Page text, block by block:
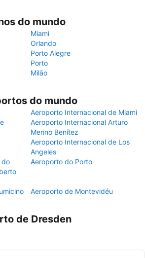
do mundo
Miami
Orlando
Porto Alegre
Porto
Milão
do mundo
Aeroporto Internacional de Miami
Aeroporto Internacional Arturo
Merino Benítez
Aeroporto Internacional de Los
Angeles
do
Aeroporto do Porto
Aeroporto de Montevidéu
de Dresden